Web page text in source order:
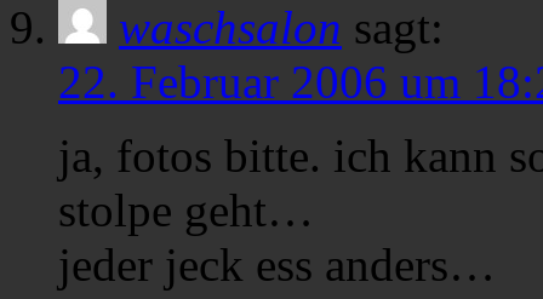
waschsalon sagt:
22. Februar 2006 um
ja, fotos bitte. ich kann
stolpe geht…
jeder jeck ess anders…